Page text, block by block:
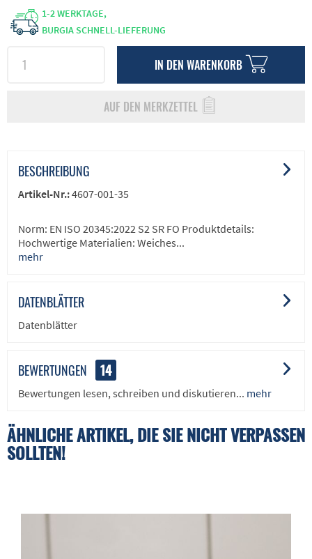
1-2 WERKTAGE,
BURGIA SCHNELL-LIEFERUNG
IN DEN WARENKORB
AUF DEN MERKZETTEL
BESCHREIBUNG
Artikel-Nr.:4607-001-35
Norm: EN ISO 20345:2022 S2 SR FO Produktdetails:
Hochwertige Materialien: Weiches...
mehr
DATENBLÄTTER
Datenblätter
BEWERTUNGEN 14
Bewertungen lesen, schreiben und diskutieren... mehr
ÄHNLICHE ARTIKEL, DIE SIE NICHT VERPASSEN
SOLLTEN!